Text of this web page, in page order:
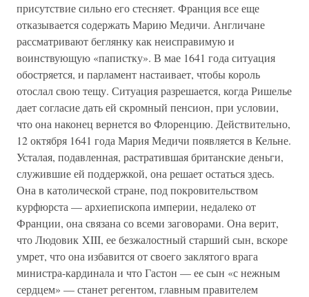
присутствие сильно его стесняет. Франция все еще
отказывается содержать Марию Медичи. Англичане
рассматривают беглянку как неисправимую и
воинствующую «папистку». В мае 1641 года ситуация
обостряется, и парламент настаивает, чтобы король
отослал свою тещу. Ситуация разрешается, когда Ришелье
дает согласие дать ей скромный пенсион, при условии,
что она наконец вернется во Флоренцию. Действительно,
12 октября 1641 года Мария Медичи появляется в Кельне.
Усталая, подавленная, растратившая британские деньги,
служившие ей поддержкой, она решает остаться здесь.
Она в католической стране, под покровительством
курфюрста — архиепископа империи, недалеко от
Франции, она связана со всеми заговорами. Она верит,
что Людовик XIII, ее безжалостный старший сын, вскоре
умрет, что она избавится от своего заклятого врага
министра-кардинала и что Гастон — ее сын «с нежным
сердцем» — станет регентом, главным правителем